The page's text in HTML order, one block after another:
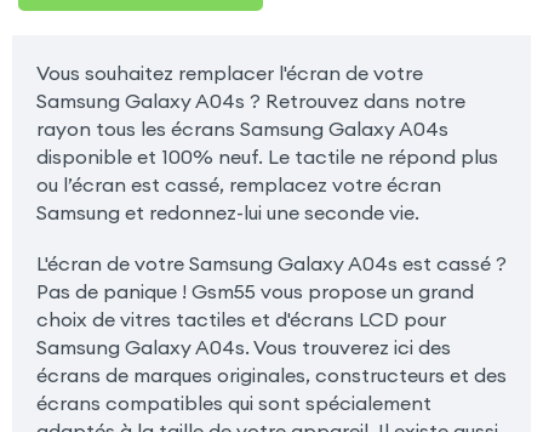
Vous souhaitez remplacer l'écran de votre
Samsung Galaxy A04s ? Retrouvez dans notre
rayon tous les écrans Samsung Galaxy A04s
disponible et 100% neuf. Le tactile ne répond plus
ou l’écran est cassé, remplacez votre écran
Samsung et redonnez-lui une seconde vie.
L'écran de votre Samsung Galaxy A04s est cassé ?
Pas de panique ! Gsm55 vous propose un grand
choix de vitres tactiles et d'écrans LCD pour
Samsung Galaxy A04s. Vous trouverez ici des
écrans de marques originales, constructeurs et des
écrans compatibles qui sont spécialement